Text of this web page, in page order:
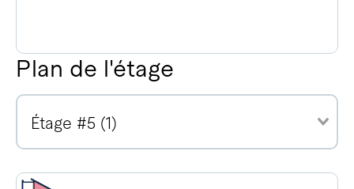
Plan de l'étage
Étage #5 (1)